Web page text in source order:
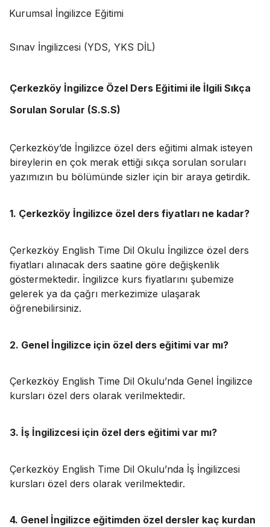
Kurumsal İngilizce Eğitimi
Sınav İngilizcesi (YDS, YKS DİL)
Çerkezköy İngilizce Özel Ders Eğitimi ile İlgili Sıkça
Sorulan Sorular (S.S.S)
Çerkezköy’de İngilizce özel ders eğitimi almak isteyen
bireylerin en çok merak ettiği sıkça sorulan soruları
yazımızın bu bölümünde sizler için bir araya getirdik.
1. Çerkezköy İngilizce özel ders fiyatları ne kadar?
Çerkezköy English Time Dil Okulu İngilizce özel ders
fiyatları alınacak ders saatine göre değişkenlik
göstermektedir. İngilizce kurs fiyatlarını şubemize
gelerek ya da çağrı merkezimize ulaşarak
öğrenebilirsiniz.
2. Genel İngilizce için özel ders eğitimi var mı?
Çerkezköy English Time Dil Okulu’nda Genel İngilizce
kursları özel ders olarak verilmektedir.
3. İş İngilizcesi için özel ders eğitimi var mı?
Çerkezköy English Time Dil Okulu’nda İş İngilizcesi
kursları özel ders olarak verilmektedir.
4. Genel İngilizce eğitimden özel dersler kaç kurdan